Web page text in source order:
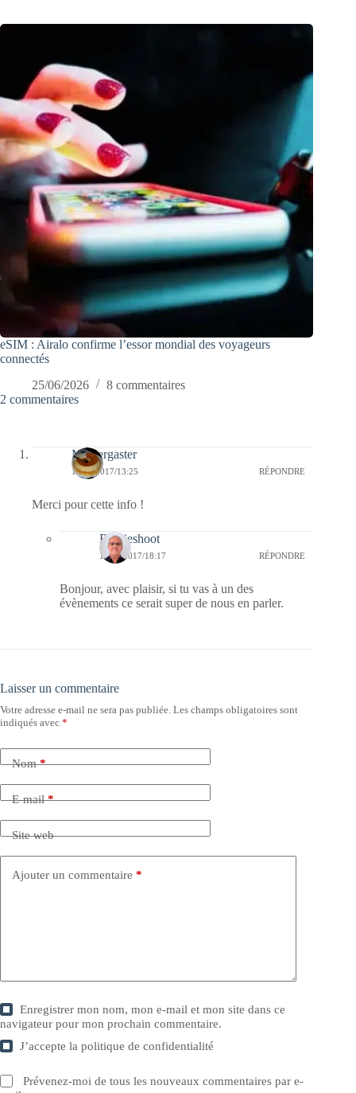
eSIM : Airalo confirme l’essor mondial des voyageurs
connectés
25/06/2026
8 commentaires
2 commentaires
Messergaster
14/05/2017/13:25 RÉPONDRE
Merci pour cette info !
Bernieshoot
14/05/2017/18:17 RÉPONDRE
Bonjour, avec plaisir, si tu vas à un des
évènements ce serait super de nous en parler.
Laisser un commentaire
Votre adresse e-mail ne sera pas publiée. Les champs obligatoires sont
indiqués avec *
Nom*
E-mail*
Site web
Ajouter un commentaire *
Enregistrer mon nom, mon e-mail et mon site dans ce
navigateur pour mon prochain commentaire.
J’accepte lapolitique de confidentialité
Prévenez-moi de tous les nouveaux commentaires par e-